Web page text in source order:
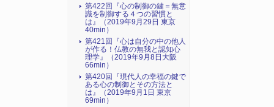
第422回『心の制御の鍵＝無意
識を制御する４つの習慣と
は』（2019年9月29日 東京
40min）
第421回『心は自分の中の他人
が作る！仏教の無我と認知心
理学』（2019年9月8日大阪
66min）
第420回『現代人の幸福の鍵で
ある心の制御とその方法と
は』（2019年9月1日 東京
69min）